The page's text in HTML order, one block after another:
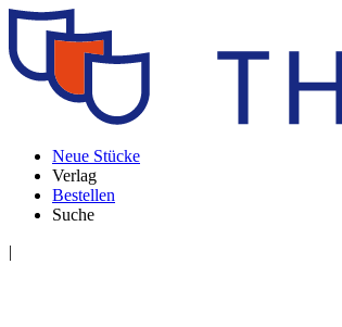
Neue Stücke
Verlag
Bestellen
Suche
|